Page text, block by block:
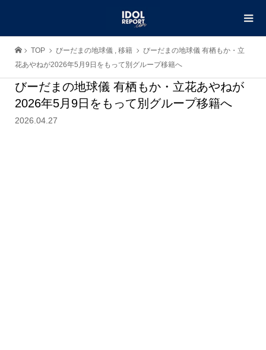
TOP びーだまの地球儀 , 移籍
びーだまの地球儀 有栖もか・立
花あやねが2026年5月9日をもって別グループ移籍へ
びーだまの地球儀 有栖もか・立花あやねが
2026年5月9日をもって別グループ移籍へ
2026.04.27